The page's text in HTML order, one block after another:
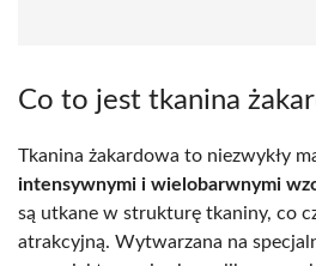
Co to jest tkanina
Tkanina żakardowa to niezwykły
intensywnymi i wielobarwnymi
są utkane w strukturę tkaniny, co
atrakcyjną. Wytwarzana na